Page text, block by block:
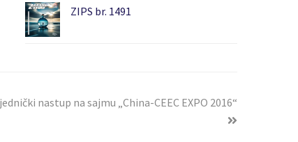
ZIPS br. 1491
nastup na sajmu „China-CEEC EXPO 2016“